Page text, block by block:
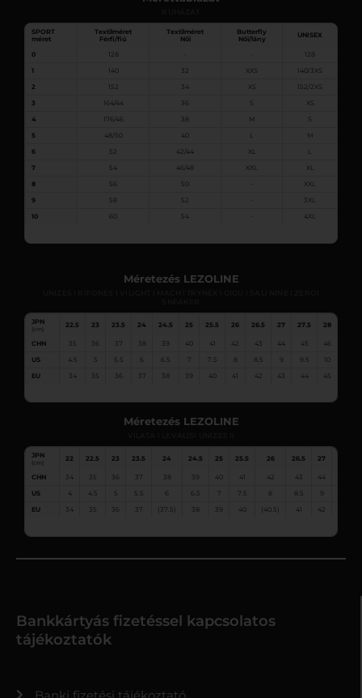
SPORT
méret
Textilméret
Férfi/fiú
Textilméret
Női
Butterfly
Női/lány
UNISEX
0 128
128
1
140 32 XXS
140/3XS
2
152 34 XS
152/2XS
3
164/44 36 S
XS
4
176/46 38 M
S
5
48/50 40 L
M
6
52 42/44 XL
L
7
54 46/48 XXL
XL
8
56 50
XXL
9
58 52
3XL
10
60 54 4XL
Méretezés LEZOLINE
JPN
(cm)
22.5 23 23.5 24 24.5 25 25.5 26 26.5 27 27.5 28
CHN 35 36 37 38 39 40 41 42 43 44 45 46
US
4.5 5 5.5 6 6.5 7 7.5 8 8.5 9 9.5 10
EU
34 35 36 37 38 39 40 41 42 43 44 45
Méretezés LEZOLINE
JPN
(cm)
22 22.5 23 23.5 24 24.5 25 25.5 26 26.5 27
CHN 34 35 36 37 38 39 40 41 42 43 44
US
4 4.5 5 5.5 6 6.5 7 7.5 8 8.5 9
EU
34 35 36 37 (37.5) 38 39 40 (40.5) 41 42
Bankkártyás fizetéssel kapcsolatos
tájékoztatók